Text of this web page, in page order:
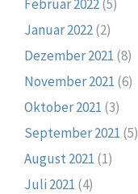
Februar 2022(5)
Januar 2022(2)
Dezember 2021 (8)
November 2021 (6)
Oktober 2021 (3)
September 2021 (5)
August 2021 (1)
Juli 2021 (4)